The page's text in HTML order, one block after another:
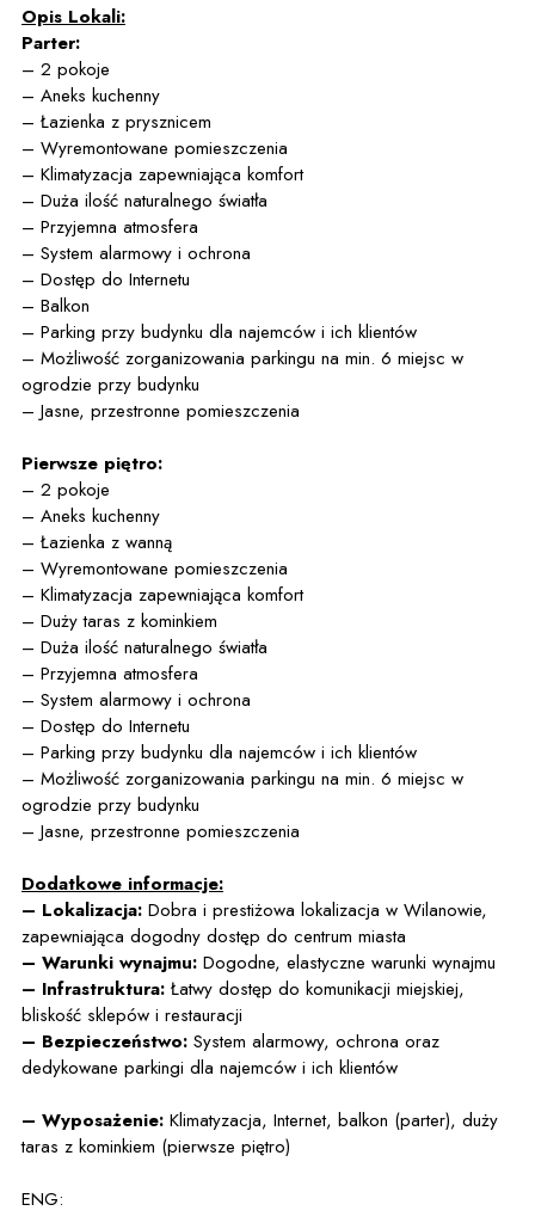
Opis Lokali:
Parter:
– 2 pokoje
– Aneks kuchenny
– Łazienka z prysznicem
– Wyremontowane pomieszczenia
– Klimatyzacja zapewniająca komfort
– Duża ilość naturalnego światła
– Przyjemna atmosfera
– System alarmowy i ochrona
– Dostęp do Internetu
– Balkon
– Parking przy budynku dla najemców i ich klientów
– Możliwość zorganizowania parkingu na min. 6 miejsc w
ogrodzie przy budynku
– Jasne, przestronne pomieszczenia
Pierwsze piętro:
– 2 pokoje
– Aneks kuchenny
– Łazienka z wanną
– Wyremontowane pomieszczenia
– Klimatyzacja zapewniająca komfort
– Duży taras z kominkiem
– Duża ilość naturalnego światła
– Przyjemna atmosfera
– System alarmowy i ochrona
– Dostęp do Internetu
– Parking przy budynku dla najemców i ich klientów
– Możliwość zorganizowania parkingu na min. 6 miejsc w
ogrodzie przy budynku
– Jasne, przestronne pomieszczenia
Dodatkowe informacje:
– Lokalizacja: Dobra i prestiżowa lokalizacja w Wilanowie,
zapewniająca dogodny dostęp do centrum miasta
– Warunki wynajmu: Dogodne, elastyczne warunki wynajmu
– Infrastruktura: Łatwy dostęp do komunikacji miejskiej,
bliskość sklepów i restauracji
– Bezpieczeństwo: System alarmowy, ochrona oraz
dedykowane parkingi dla najemców i ich klientów
– Wyposażenie: Klimatyzacja, Internet, balkon (parter), duży
taras z kominkiem (pierwsze piętro)
ENG: